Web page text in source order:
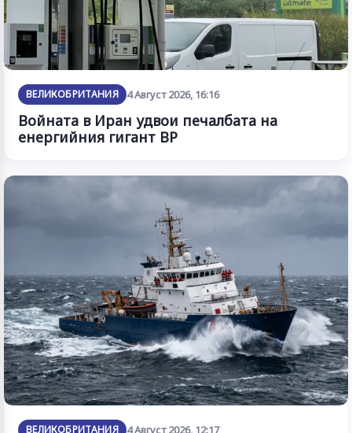
ВЕЛИКОБРИТАНИЯ 4 Август 2026, 16:16
Войната в Иран удвои печалбата на
енергийния гигант BP
ВЕЛИКОБРИТАНИЯ 4 Август 2026, 12:17